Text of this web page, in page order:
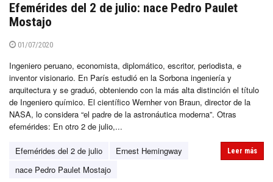
Efemérides del 2 de julio: nace Pedro Paulet
Mostajo
01/07/2020
Ingeniero peruano, economista, diplomático, escritor, periodista, e
inventor visionario. En París estudió en la Sorbona ingeniería y
arquitectura y se graduó, obteniendo con la más alta distinción el título
de Ingeniero químico. El científico Wernher von Braun, director de la
NASA, lo considera “el padre de la astronáutica moderna”. Otras
efemérides: En otro 2 de julio,...
Efemérides del 2 de julio
Ernest Hemingway
nace Pedro Paulet Mostajo
Leer más